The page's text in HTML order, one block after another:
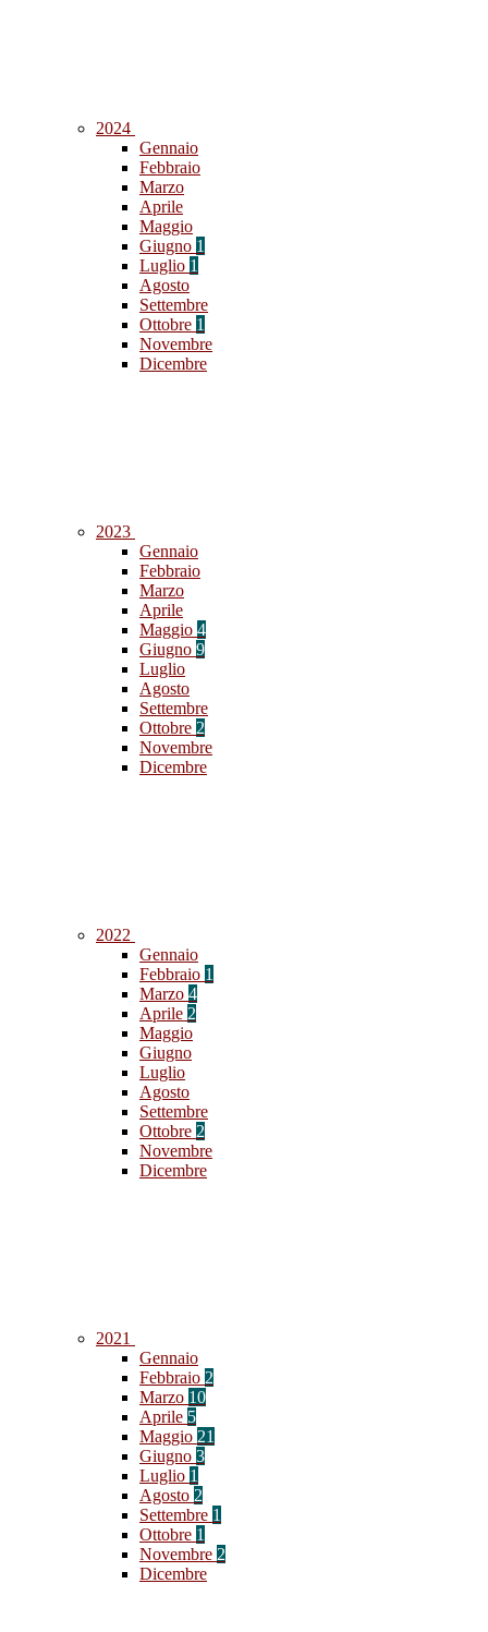
2024
Gennaio
Febbraio
Marzo
Aprile
Maggio
Giugno 1
Luglio 1
Agosto
Settembre
Ottobre 1
Novembre
Dicembre
2023
Gennaio
Febbraio
Marzo
Aprile
Maggio 4
Giugno 9
Luglio
Agosto
Settembre
Ottobre 2
Novembre
Dicembre
2022
Gennaio
Febbraio 1
Marzo 4
Aprile 2
Maggio
Giugno
Luglio
Agosto
Settembre
Ottobre 2
Novembre
Dicembre
2021
Gennaio
Febbraio 2
Marzo 10
Aprile 5
Maggio 21
Giugno 3
Luglio 1
Agosto 2
Settembre 1
Ottobre 1
Novembre 2
Dicembre